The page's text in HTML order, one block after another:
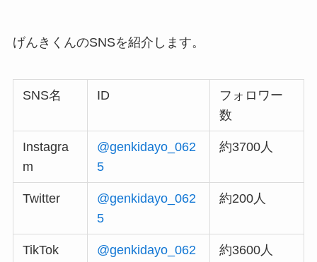
げんきくんのSNSを紹介します。
SNS名 ID
フォロワー
数
Instagra
m
@genkidayo_062
5
約3700人
Twitter
@genkidayo_062
5
約200人
TikTok
@genkidayo_062
約3600人